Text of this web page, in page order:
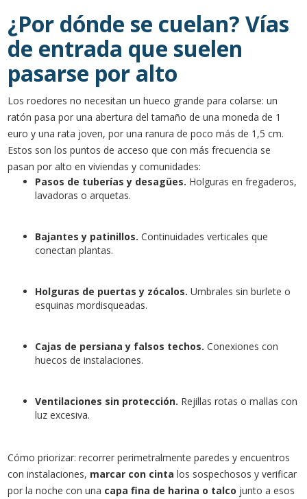
¿Por dónde se cuelan? Vías
de entrada que suelen
pasarse por alto
Los roedores no necesitan un hueco grande para colarse: un
ratón pasa por una abertura del tamaño de una moneda de 1
euro y una rata joven, por una ranura de poco más de 1,5 cm.
Estos son los puntos de acceso que con más frecuencia se
pasan por alto en viviendas y comunidades:
Pasos de tuberías y desagües. Holguras en fregaderos,
lavadoras o arquetas.
Bajantes y patinillos. Continuidades verticales que
conectan plantas.
Holguras de puertas y zócalos. Umbrales sin burlete o
esquinas mordisqueadas.
Cajas de persiana y falsos techos. Conexiones con
huecos de instalaciones.
Ventilaciones sin protección. Rejillas rotas o mallas con
luz excesiva.
Cómo priorizar: recorrer perimetralmente paredes y encuentros
con instalaciones, marcar con cinta los sospechosos y verificar
por la noche con una capa fina de harina o talco junto a esos